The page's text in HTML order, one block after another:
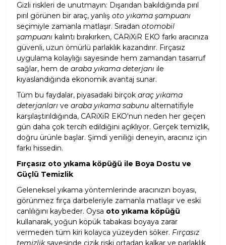
Gizli riskleri de unutmayın: Dışarıdan bakıldığında pırıl
pırıl görünen bir araç, yanlış oto yıkama şampuanı
seçimiyle zamanla matlaşır. Sıradan otomobil
şampuanı kalıntı bırakırken, CARiXiR EKO farkı aracınıza
güvenli, uzun ömürlü parlaklık kazandırır. Fırçasız
uygulama kolaylığı sayesinde hem zamandan tasarruf
sağlar, hem de araba yıkama deterjanı ile
kıyaslandığında ekonomik avantaj sunar.
Tüm bu faydalar, piyasadaki birçok araç yıkama
deterjanları ve araba yıkama sabunu alternatifiyle
karşılaştırıldığında, CARiXiR EKO'nun neden her geçen
gün daha çok tercih edildiğini açıklıyor. Gerçek temizlik,
doğru ürünle başlar. Şimdi yeniliği deneyin, aracınız için
farkı hissedin.
Fırçasız oto yıkama köpüğü ile Boya Dostu ve
Güçlü Temizlik
Geleneksel yıkama yöntemlerinde aracınızın boyası,
görünmez fırça darbeleriyle zamanla matlaşır ve eski
canlılığını kaybeder. Oysa oto yıkama köpüğü
kullanarak, yoğun köpük tabakası boyaya zarar
vermeden tüm kiri kolayca yüzeyden söker. Fırçasız
temizliksayesinde çizik riski ortadan kalkar ve parlaklık